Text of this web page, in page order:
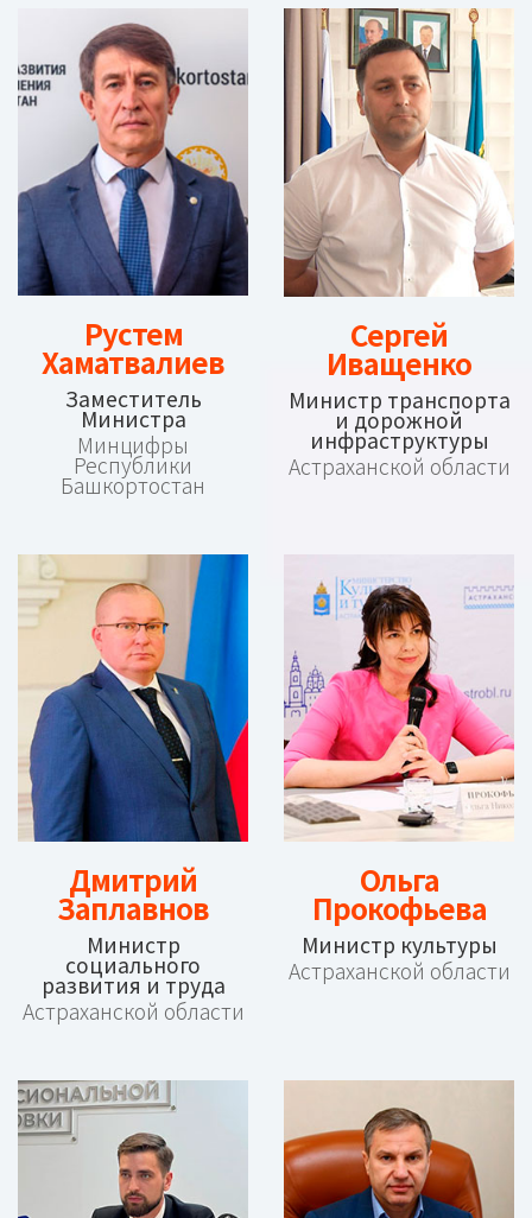
Рустем
Хаматвалиев
Заместитель
Министра
Минцифры
Республики
Башкортостан
Сергей
Иващенко
Министр транспорта
и дорожной
инфраструктуры
Астраханской области
Дмитрий
Заплавнов
Министр
социального
развития и труда
Астраханской области
Ольга
Прокофьева
Министр культуры
Астраханской области